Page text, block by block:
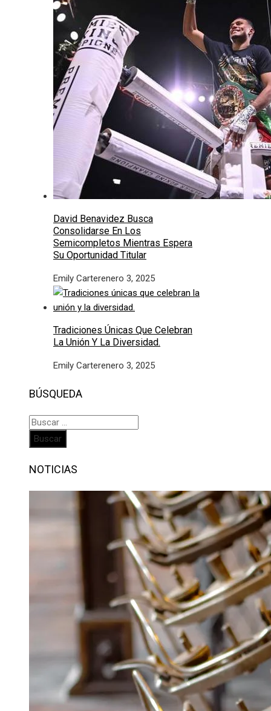
David Benavidez Busca
Consolidarse En Los
Semicompletos Mientras Espera
Su Oportunidad Titular
Emily Carterenero 3, 2025
Tradiciones Únicas Que Celebran
La Unión Y La Diversidad.
Emily Carterenero 3, 2025
BÚSQUEDA
Buscar:
NOTICIAS